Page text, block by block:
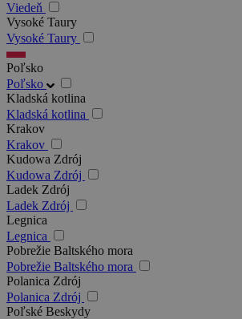
Viedeň
Vysoké Taury
Vysoké Taury
Poľsko
Poľsko
Kladská kotlina
Kladská kotlina
Krakov
Krakov
Kudowa Zdrój
Kudowa Zdrój
Ladek Zdrój
Ladek Zdrój
Legnica
Legnica
Pobrežie Baltského mora
Pobrežie Baltského mora
Polanica Zdrój
Polanica Zdrój
Poľské Beskydy